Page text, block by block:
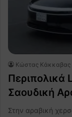
Κώστας Κάκκαβας
Περιπολικά
Σαουδική
Στην αραβική